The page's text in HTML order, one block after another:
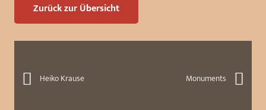
Zurück zur Übersicht
Heiko Krause Monuments